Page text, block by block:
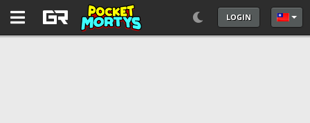
LOGIN 選擇你